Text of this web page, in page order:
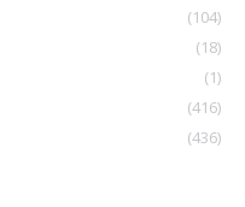
(104)
(18)
(1)
(416)
(436)